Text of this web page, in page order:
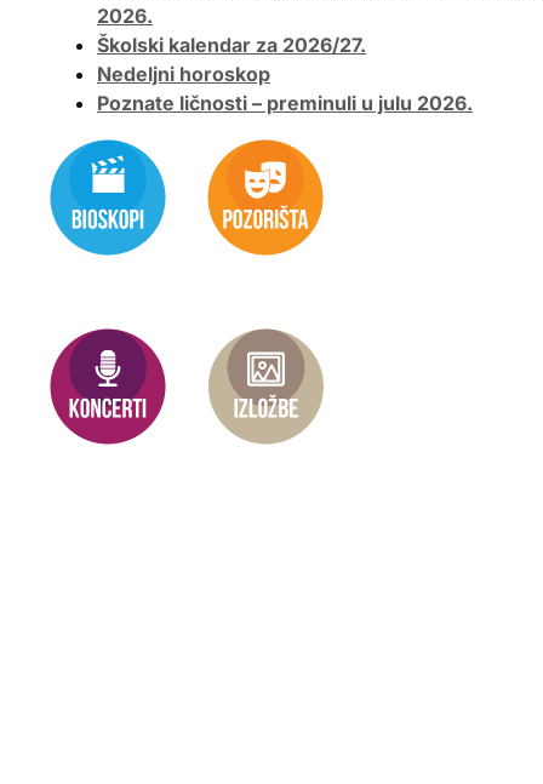
2026.
Školski kalendar za 2026/27.
Nedeljni horoskop
Poznate ličnosti – preminuli u julu 2026.